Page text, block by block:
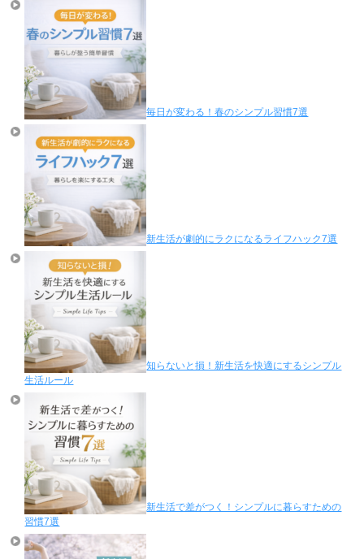
毎日が変わる！春のシンプル習慣7選
新生活が劇的にラクになるライフハック7選
知らないと損！新生活を快適にするシンプル
生活ルール
新生活で差がつく！シンプルに暮らすための
習慣7選